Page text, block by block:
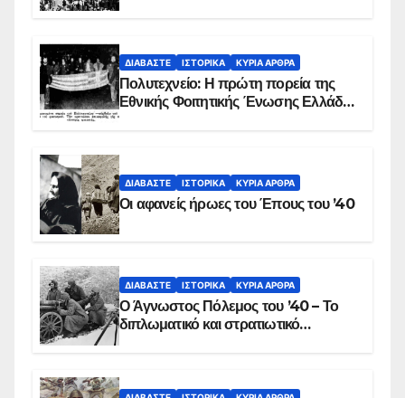
ΔΙΑΒΆΣΤΕ ΙΣΤΟΡΙΚΆ ΚΥΡΙΑ ΑΡΘΡΑ
Πολυτεχνείο: Η πρώτη πορεία της
Εθνικής Φοιτητικής Ένωσης Ελλάδος
ΔΙΑΒΆΣΤΕ ΙΣΤΟΡΙΚΆ ΚΥΡΙΑ ΑΡΘΡΑ
Οι αφανείς ήρωες του Έπους του ’40
ΔΙΑΒΆΣΤΕ ΙΣΤΟΡΙΚΆ ΚΥΡΙΑ ΑΡΘΡΑ
Ο Άγνωστος Πόλεμος του ’40 – Το
διπλωματικό και στρατιωτικό